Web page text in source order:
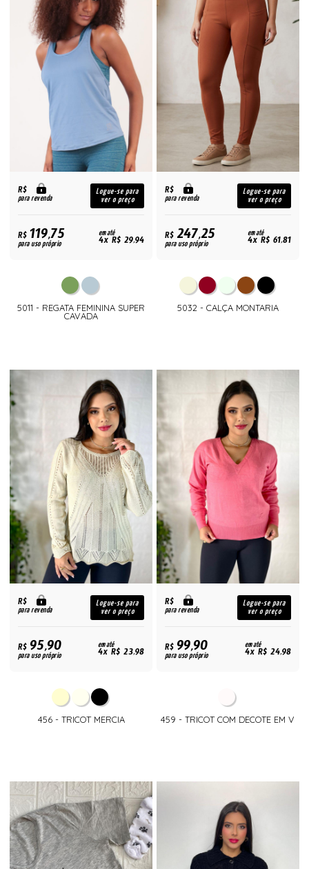
R$
para revenda
Logue-se para
ver o preço
R$119,75
para uso próprio
em até
4x R$ 29,94
5011 - REGATA FEMININA SUPER
CAVADA
R$
para revenda
Logue-se para
ver o preço
R$247,25
para uso próprio
em até
4x R$ 61,81
5032 - CALÇA MONTARIA
R$
para revenda
Logue-se para
ver o preço
R$95,90
para uso próprio
em até
4x R$ 23,98
456 - TRICOT MERCIA
R$
para revenda
Logue-se para
ver o preço
R$99,90
para uso próprio
em até
4x R$ 24,98
459 - TRICOT COM DECOTE EM V